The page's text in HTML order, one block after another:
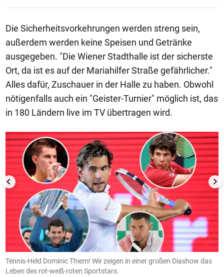
Die Sicherheitsvorkehrungen werden streng sein,
außerdem werden keine Speisen und Getränke
ausgegeben. "Die Wiener Stadthalle ist der sicherste
Ort, da ist es auf der Mariahilfer Straße gefährlicher."
Alles dafür, Zuschauer in der Halle zu haben. Obwohl
nötigenfalls auch ein "Geister-Turnier" möglich ist, das
in 180 Ländern live im TV übertragen wird.
1/50
Tennis-Held Dominic Thiem! Wir zeigen in einer großen Diashow das
Leben des rot-weiß-roten Sportstars.